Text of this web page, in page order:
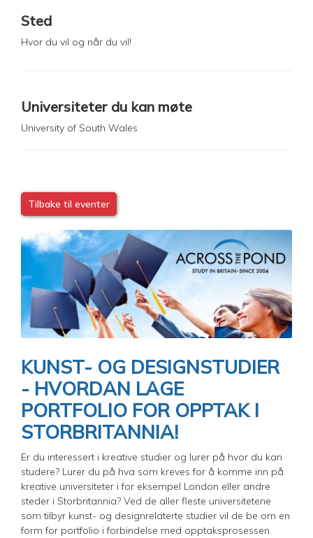
Sted
Hvor du vil og når du vil!
Universiteter du kan møte
University of South Wales
Tilbake til eventer
Image
KUNST- OG DESIGNSTUDIER
- HVORDAN LAGE
PORTFOLIO FOR OPPTAK I
STORBRITANNIA!
Er du interessert i kreative studier og lurer på hvor du kan
studere? Lurer du på hva som kreves for å komme inn på
kreative universiteter i for eksempel London eller andre
steder i Storbritannia? Ved de aller fleste universitetene
som tilbyr kunst- og designrelaterte studier vil de be om en
form for portfolio i forbindelse med opptaksprosessen.